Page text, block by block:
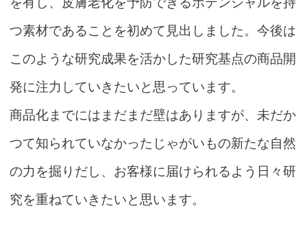
つ素材であることを初めて見出しました。今後は
このような研究成果を活かした研究基点の商品開
発に注力していきたいと思っています。
商品化までにはまだまだ壁はありますが、未だか
つて知られていなかったじゃがいもの新たな自然
の力を掘りだし、お客様に届けられるよう日々研
究を重ねていきたいと思います。